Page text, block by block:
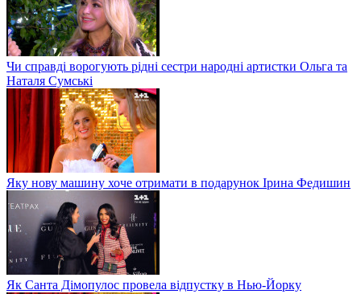
Чи справді ворогують рідні сестри народні артистки Ольга та
Наталя Сумські
Яку нову машину хоче отримати в подарунок Ірина Федишин
Як Санта Дімопулос провела відпустку в Нью-Йорку